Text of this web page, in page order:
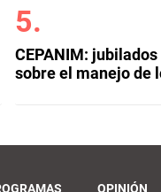
CEPANIM:
sobre el manejo de
OPINIÓN